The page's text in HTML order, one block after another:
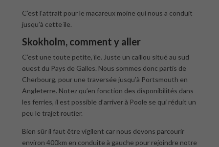
C’est l’attrait pour le macareux moine qui nous a conduit
jusqu’à cette île.
Skokholm, comment y aller
C’est une toute petite, île. Juste un caillou situé au sud
ouest du Pays de Galles. Nous sommes donc partis de
Cherbourg, pour une traversée jusqu’à Portsmouth en
Angleterre. Notez qu’en fonction des disponibilités dans
les ferries, il est possible d’arriver à Poole se qui réduit un
peu le trajet routier.
Bien sûr il faut être vigilent car nous devons parcourir
environ 400km en conduite à gauche pour rejoindre notre